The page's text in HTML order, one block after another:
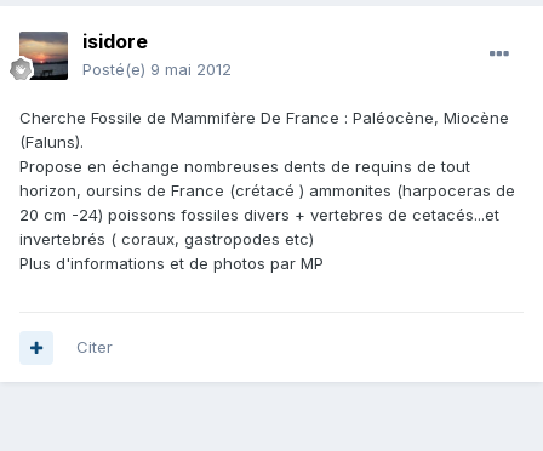
isidore
Posté(e) 9 mai 2012
Cherche Fossile de Mammifère De France : Paléocène, Miocène
(Faluns).
Propose en échange nombreuses dents de requins de tout
horizon, oursins de France (crétacé ) ammonites (harpoceras de
20 cm -24) poissons fossiles divers + vertebres de cetacés...et
invertebrés ( coraux, gastropodes etc)
Plus d'informations et de photos par MP
Citer